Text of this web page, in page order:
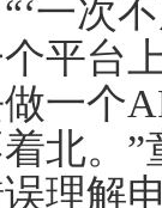
次不
平台
一个
北。”
理解